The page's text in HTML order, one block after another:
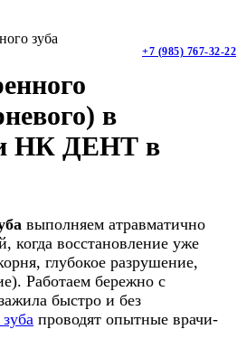
+7 (985) 767-32-22
зуба
в
НК ДЕНТ в
выполняем атравматично
когда восстановление уже
глубокое разрушение,
Работаем бережно с
быстро и без
проводят опытные врачи-